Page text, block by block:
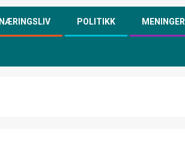
NÆRINGSLIV POLITIKK MENINGER